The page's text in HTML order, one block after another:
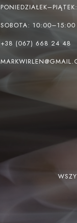
SOBOTA: 10:00–15:00
+38 (067) 668 24 48